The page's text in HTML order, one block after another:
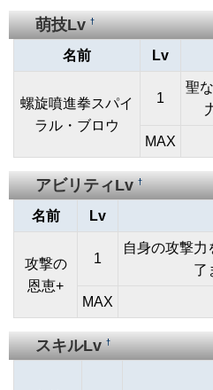
萌技Lv†
名前 Lv
螺旋噴進拳スパイ
ラル・ブロウ
1
聖
MAX
アビリティLv†
名前 Lv
攻撃の
恩恵+
1
自身の攻撃力
了
MAX
スキルLv†